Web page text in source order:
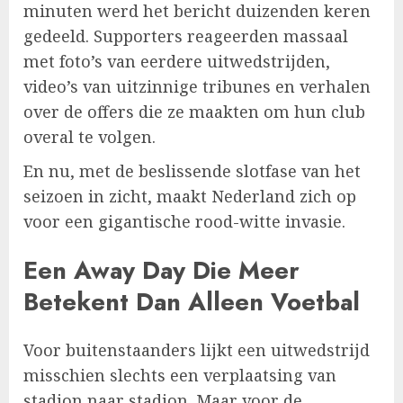
minuten werd het bericht duizenden keren
gedeeld. Supporters reageerden massaal
met foto’s van eerdere uitwedstrijden,
video’s van uitzinnige tribunes en verhalen
over de offers die ze maakten om hun club
overal te volgen.
En nu, met de beslissende slotfase van het
seizoen in zicht, maakt Nederland zich op
voor een gigantische rood-witte invasie.
Een Away Day Die Meer
Betekent Dan Alleen Voetbal
Voor buitenstaanders lijkt een uitwedstrijd
misschien slechts een verplaatsing van